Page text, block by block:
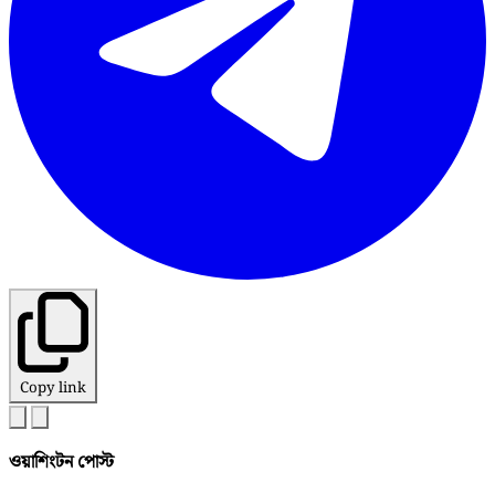
Copy link
ওয়াশিংটন পোস্ট